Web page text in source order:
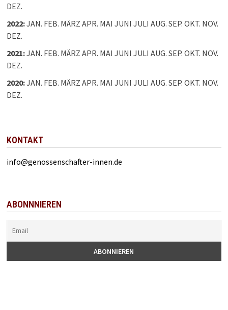
DEZ.
2022:JAN. FEB. MÄRZ APR. MAI JUNI JULI AUG. SEP. OKT. NOV.
DEZ.
2021:JAN. FEB. MÄRZ APR. MAI JUNI JULI AUG. SEP. OKT. NOV.
DEZ.
2020:JAN. FEB. MÄRZ APR. MAI JUNI JULI AUG. SEP. OKT. NOV.
DEZ.
KONTAKT
info@genossenschafter-innen.de
ABONNNIEREN